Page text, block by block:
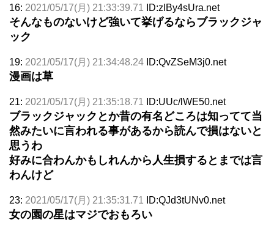
16: 2021/05/17(月) 21:33:39.71 ID:zlBy4sUra.net
そんなものないけど強いて挙げるならブラックジャ
ック
19: 2021/05/17(月) 21:34:48.24 ID:QvZSeM3j0.net
漫画は草
21: 2021/05/17(月) 21:35:18.71 ID:UUc/lWE50.net
ブラックジャックとか昔の有名どころは知ってて当
然みたいに言われる事があるから読んで損はないと
思うわ
好みに合わんかもしれんから人生損するとまでは言
わんけど
23: 2021/05/17(月) 21:35:31.71 ID:QJd3tUNv0.net
女の園の星はマジでおもろい